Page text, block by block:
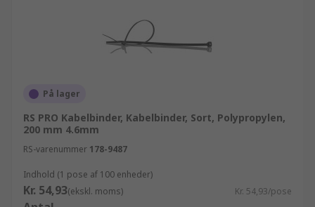
På lager
RS PRO Kabelbinder, Kabelbinder, Sort, Polypropylen,
200 mm 4.6mm
RS-varenummer 178-9487
Indhold (1 pose af 100 enheder)
Kr. 54,93(ekskl. moms) Kr. 54,93/pose